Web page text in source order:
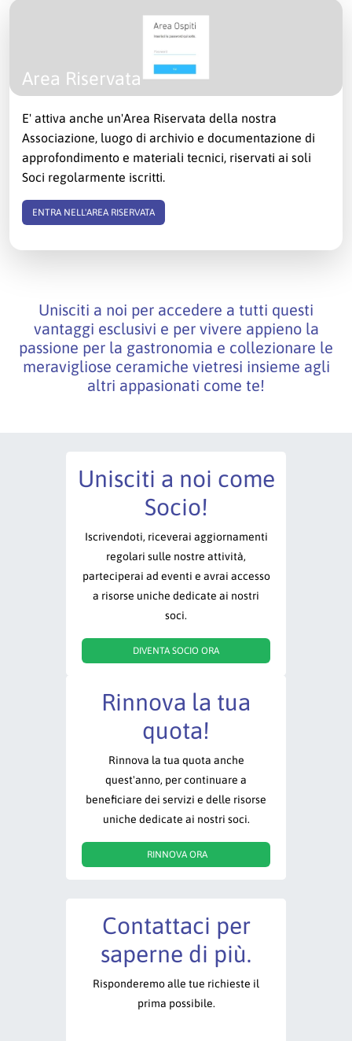
Area Riservata
E' attiva anche un'Area Riservata della nostra
Associazione, luogo di archivio e documentazione di
approfondimento e materiali tecnici, riservati ai soli
Soci regolarmente iscritti.
ENTRA NELL'AREA RISERVATA
Unisciti a noi per accedere a tutti questi
vantaggi esclusivi e per vivere appieno la
passione per la gastronomia e collezionare le
meravigliose ceramiche vietresi insieme agli
altri appasionati come te!
Unisciti a noi come
Socio!
Iscrivendoti, riceverai aggiornamenti
regolari sulle nostre attività,
parteciperai ad eventi e avrai accesso
a risorse uniche dedicate ai nostri
soci.
DIVENTA SOCIO ORA
Rinnova la tua
quota!
Rinnova la tua quota anche
quest'anno, per continuare a
beneficiare dei servizi e delle risorse
uniche dedicate ai nostri soci.
RINNOVA ORA
Contattaci per
saperne di più.
Risponderemo alle tue richieste il
prima possibile.